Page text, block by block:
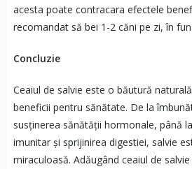
acesta poate contracara efectele
recomandat să bei 1-2 căni pe zi, în
Concluzie
Ceaiul de salvie este o băutură
beneficii pentru sănătate. De la
susținerea sănătății hormonale, până
imunitar și sprijinirea digestiei, salvie
miraculoasă. Adăugând ceaiul de